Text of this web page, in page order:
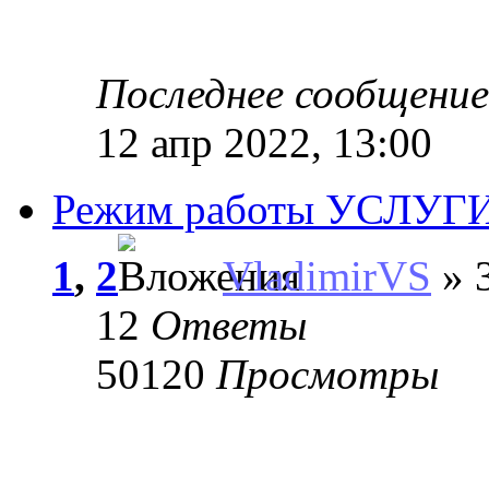
Последнее
12 апр 2022, 13:00
Режим работы
1, 2 VladimirVS »
12 Ответы
50120 Просмотры